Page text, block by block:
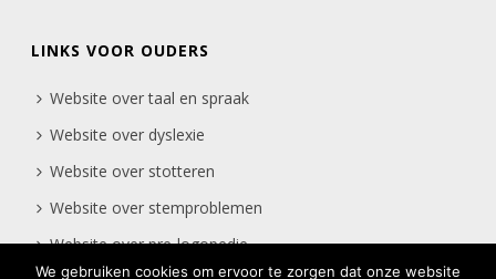
LINKS VOOR OUDERS
Website over taal en spraak
Website over dyslexie
Website over stotteren
Website over stemproblemen
Website over pre-logopedie
We gebruiken cookies om ervoor te zorgen dat onze website